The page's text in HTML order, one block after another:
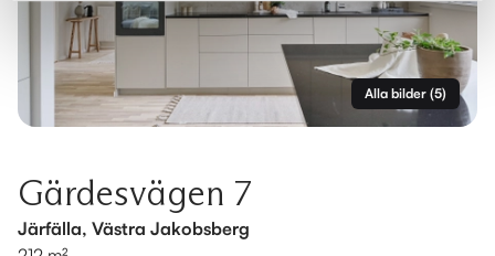
Alla bilder (5)
Gärdesvägen 7
Järfälla, Västra Jakobsberg